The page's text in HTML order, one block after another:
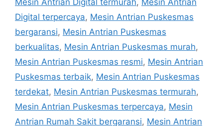
Digital terpercaya, Mesin Antrian Puskesmas
bergaransi, Mesin Antrian Puskesmas
berkualitas, Mesin Antrian Puskesmas murah,
Mesin Antrian Puskesmas resmi, Mesin Antrian
Puskesmas terbaik, Mesin Antrian Puskesmas
terdekat, Mesin Antrian Puskesmas termurah,
Mesin Antrian Puskesmas terpercaya, Mesin
Antrian Rumah Sakit bergaransi, Mesin Antrian